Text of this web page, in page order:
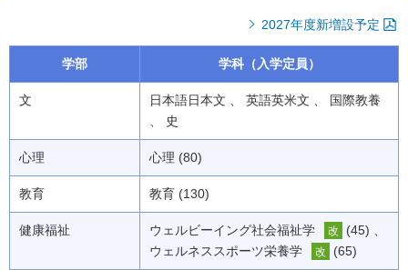
2027年度新増設予定
学部 学科（入学定員）
文
日本語日本文 、 英語英米文 、 国際教養
、 史
心理 心理 (80)
教育 教育 (130)
健康福祉 ウェルビーイング社会福祉学 改
(45) 、
ウェルネススポーツ栄養学
改 (65)